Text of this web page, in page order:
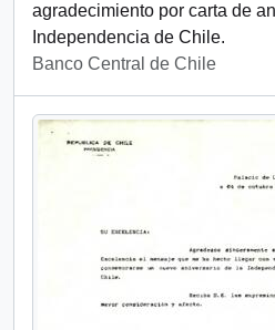
agradecimiento por carta de
Independencia de Chile.
Banco Central de Chile